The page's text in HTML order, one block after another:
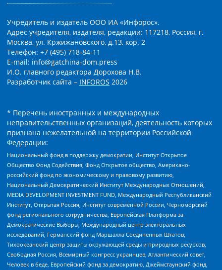
Учредитель и издатель ООО ИА «Инфорос».
Адрес учредителя, издателя, редакции: 117218, Россия, г.
Москва, ул. Кржижановского, д.13, кор. 2
Телефон: +7 (495) 718-84-11
E-mail: info@gatchina-dom.press
И.О. главного редактора Дорохова Н.В.
Разработчик сайта – INFOROS 2026
* Перечень иностранных и международных
неправительственных организаций, деятельность которых
признана нежелательной на территории Российской
Федерации:
Национальный фонд в поддержку демократии, Институт Открытое
Общество Фонд Содействия, Фонд Открытое общество, Американо-
российский фонд по экономическому и правовому развитию,
Национальный Демократический Институт Международных Отношений,
MEDIA DEVELOPMENT INVESTMENT FUND, Международный Республиканский
Институт, Открытая Россия, Институт современной России, Черноморский
фонд регионального сотрудничества, Европейская Платформа за
Демократические Выборы, Международный центр электоральных
исследований, Германский фонд Маршалла Соединенных Штатов,
Тихоокеанский центр защиты окружающей среды и природных ресурсов,
Свободная Россия, Всемирный конгресс украинцев, Атлантический совет,
Человек в беде, Европейский фонд за демократию, Джеймстаунский фонд,